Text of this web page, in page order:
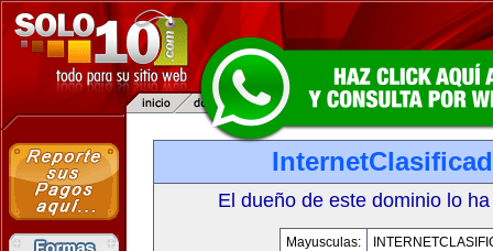
El dueño de este dominio lo
Mayusculas: